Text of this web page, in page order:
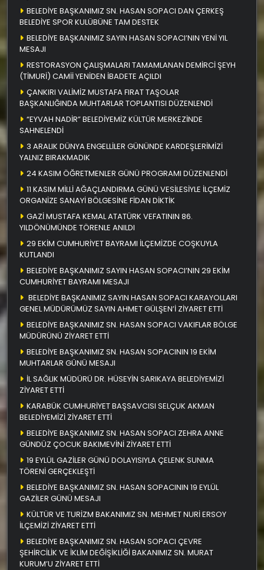
BELEDİYE BAŞKANIMIZ SN. HASAN SOPACI DAN ÇERKEŞ
BELEDİYE SPOR KULÜBÜNE TAM DESTEK
BELEDİYE BAŞKANIMIZ SAYIN HASAN SOPACI’NIN YENİ YIL
MESAJI
RESTORASYON ÇALIŞMALARI TAMAMLANAN DEMİRCİ ŞEYH
(TİMURİ) CAMİİ YENİDEN İBADETE AÇILDI
ÇANKIRI VALİMİZ MUSTAFA FIRAT TAŞOLAR
BAŞKANLIĞINDA MUHTARLAR TOPLANTISI DÜZENLENDİ
“EYVAH NADİR” BELEDİYEMİZ KÜLTÜR MERKEZİNDE
SAHNELENDİ
3 ARALIK DÜNYA ENGELLİLER GÜNÜNDE KARDEŞLERİMİZİ
YALNIZ BIRAKMADIK
24 KASIM ÖĞRETMENLER GÜNÜ PROGRAMI DÜZENLENDİ
11 KASIM MİLLİ AĞAÇLANDIRMA GÜNÜ VESİLESİYLE İLÇEMİZ
ORGANİZE SANAYİ BÖLGESİNE FİDAN DİKTİK
GAZİ MUSTAFA KEMAL ATATÜRK VEFATININ 86.
YILDÖNÜMÜNDE TÖRENLE ANILDI
29 EKİM CUMHURİYET BAYRAMI İLÇEMİZDE COŞKUYLA
KUTLANDI
BELEDİYE BAŞKANIMIZ SAYIN HASAN SOPACI’NIN 29 EKİM
CUMHURİYET BAYRAMI MESAJI
BELEDİYE BAŞKANIMIZ SAYIN HASAN SOPACI KARAYOLLARI
GENEL MÜDÜRÜMÜZ SAYIN AHMET GÜLŞEN’İ ZİYARET ETTİ
BELEDİYE BAŞKANIMIZ SN. HASAN SOPACI VAKIFLAR BÖLGE
MÜDÜRÜNÜ ZİYARET ETTİ
BELEDİYE BAŞKANIMIZ SN. HASAN SOPACININ 19 EKİM
MUHTARLAR GÜNÜ MESAJI
İL SAĞLIK MÜDÜRÜ DR. HÜSEYİN SARIKAYA BELEDİYEMİZİ
ZİYARET ETTİ
KARABÜK CUMHURİYET BAŞSAVCISI SELÇUK AKMAN
BELEDİYEMİZİ ZİYARET ETTİ
BELEDİYE BAŞKANIMIZ SN. HASAN SOPACI ZEHRA ANNE
GÜNDÜZ ÇOCUK BAKIMEVİNİ ZİYARET ETTİ
19 EYLÜL GAZİLER GÜNÜ DOLAYISIYLA ÇELENK SUNMA
TÖRENİ GERÇEKLEŞTİ
BELEDİYE BAŞKANIMIZ SN. HASAN SOPACININ 19 EYLÜL
GAZİLER GÜNÜ MESAJI
KÜLTÜR VE TURİZM BAKANIMIZ SN. MEHMET NURİ ERSOY
İLÇEMİZİ ZİYARET ETTİ
BELEDİYE BAŞKANIMIZ SN. HASAN SOPACI ÇEVRE
ŞEHİRCİLİK VE İKLİM DEĞİŞİKLİĞİ BAKANIMIZ SN. MURAT
KURUM’U ZİYARET ETTİ